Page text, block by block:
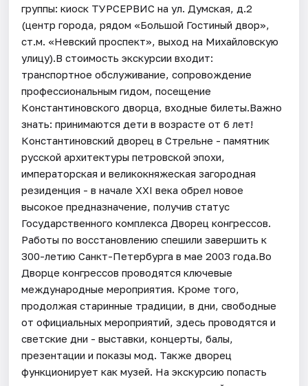
группы: киоск ТУРСЕРВИС на ул. Думская, д.2
(центр города, рядом «Большой Гостиный двор»,
ст.м. «Невский проспект», выход на Михайловскую
улицу).В стоимость экскурсии входит:
транспортное обслуживание, сопровождение
профессиональным гидом, посещение
Константиновского дворца, входные билеты.Важно
знать: принимаются дети в возрасте от 6 лет!
Константиновский дворец в Стрельне - памятник
русской архитектуры петровской эпохи,
императорская и великокняжеская загородная
резиденция - в начале XXI века обрел новое
высокое предназначение, получив статус
Государственного комплекса Дворец конгрессов.
Работы по восстановлению спешили завершить к
300-летию Санкт-Петербурга в мае 2003 года.Во
Дворце конгрессов проводятся ключевые
международные мероприятия. Кроме того,
продолжая старинные традиции, в дни, свободные
от официальных мероприятий, здесь проводятся и
светские дни - выставки, концерты, балы,
презентации и показы мод. Также дворец
функционирует как музей. На экскурсию попасть